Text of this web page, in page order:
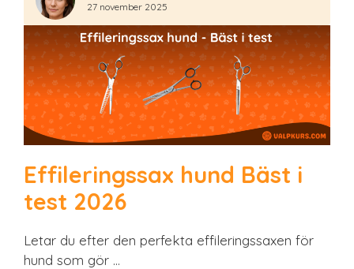
27 november 2025
Effileringssax hund Bäst i
test 2026
Letar du efter den perfekta effileringssaxen för
hund som gör …